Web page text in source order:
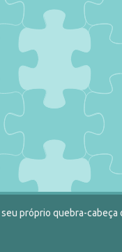
próprio quebra-cabeça